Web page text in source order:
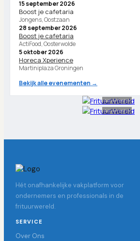
15 september 2026
Boost je cafetaria
Jongens, Oostzaan
28 september 2026
Boost je cafetaria
ActiFood, Oosterwolde
5 oktober 2026
Horeca Xperience
Martiniplaza Groningen
Bekijk alle evenementen →
Advertentie
Advertentie
Hét onafhankelijke vakplatform voor
ondernemers en professionals in de
frituurwereld.
SERVICE
Over Ons